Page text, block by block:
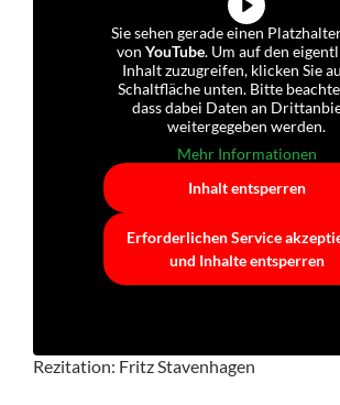
Sie sehen gerade einen
von YouTube. Um auf den
Inhalt zuzugreifen, klicken Sie
Schaltfläche unten. Bitte
dass dabei Daten an
weitergegeben werden.
Mehr Informationen
Inhalt entsperren
Erforderlichen Service
und Inhalte entsperren
Rezitation: Fritz Stavenhagen